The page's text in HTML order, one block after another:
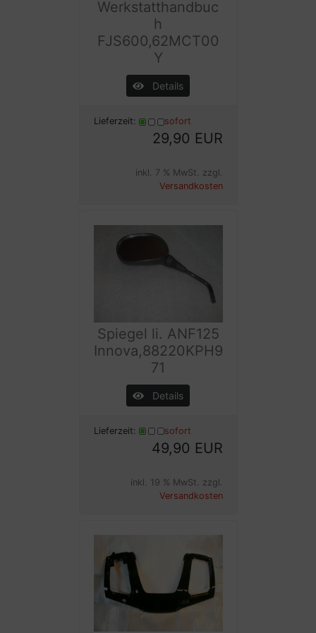
Werkstatthandbuc
h
FJS600,62MCT00
Y
Details
Lieferzeit: sofort
29,90 EUR
inkl. 7 % MwSt. zzgl.
Versandkosten
Spiegel li. ANF125
Innova,88220KPH9
71
Details
Lieferzeit: sofort
49,90 EUR
inkl. 19 % MwSt. zzgl.
Versandkosten